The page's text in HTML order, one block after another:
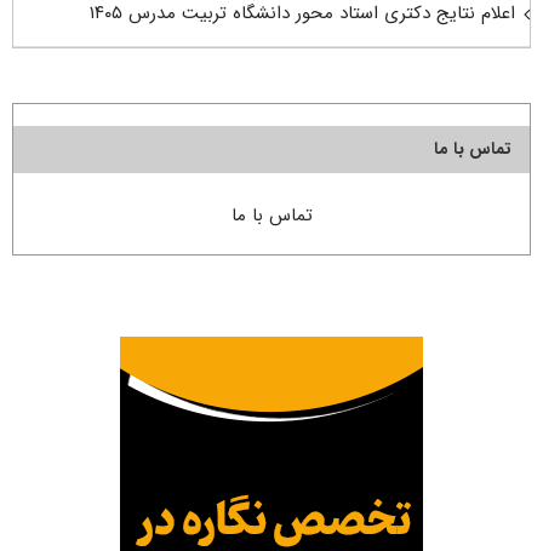
اعلام نتایج دکتری استاد محور دانشگاه تربیت مدرس ۱۴۰۵
تماس با ما
تماس با ما